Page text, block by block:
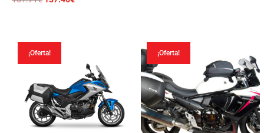
era:
171.00€.
¡Oferta! ¡Oferta!